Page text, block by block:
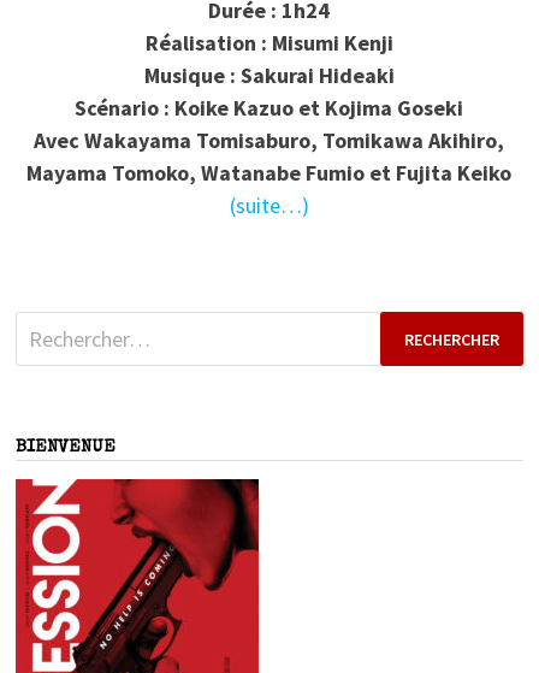
Durée : 1h24
Réalisation : Misumi Kenji
Musique : Sakurai Hideaki
Scénario : Koike Kazuo et Kojima Goseki
Avec Wakayama Tomisaburo, Tomikawa Akihiro,
Mayama Tomoko, Watanabe Fumio et Fujita Keiko
(suite…)
Rechercher :
BIENVENUE